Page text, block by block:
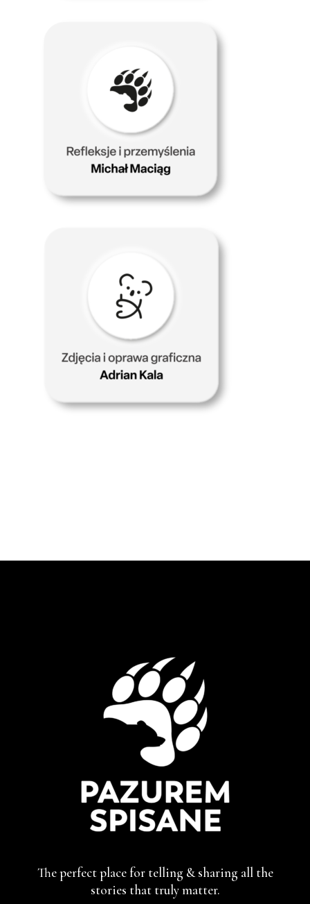
The perfect place for telling & sharing all the
stories that truly matter.